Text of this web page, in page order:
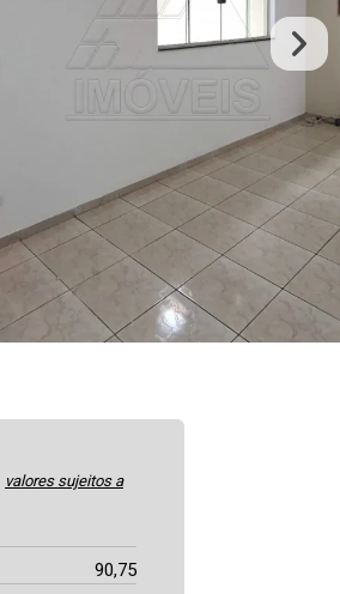
valores sujeitos a
90,75